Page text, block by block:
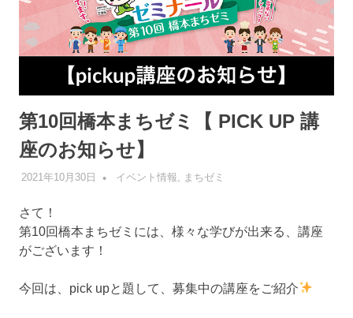
第10回橋本まちゼミ【 PICK UP 講
座のお知らせ】
2021年10月30日 管理者
イベント情報 まちゼミ
さて！
第10回橋本まちゼミには、様々な学びが出来る、講座
がございます！
今回は、pick upと題して、募集中の講座をご紹介